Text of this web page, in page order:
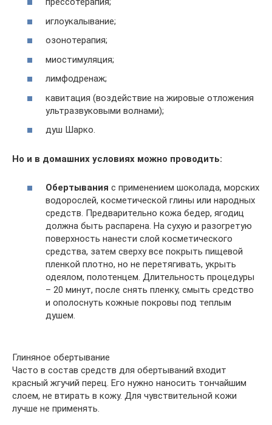
иглоукалывание;
озонотерапия;
миостимуляция;
лимфодренаж;
кавитация (воздействие на жировые отложения
ультразвуковыми волнами);
душ Шарко.
Но и в домашних условиях можно проводить:
Обертывания с применением шоколада, морских
водорослей, косметической глины или народных
средств. Предварительно кожа бедер, ягодиц
должна быть распарена. На сухую и разогретую
поверхность нанести слой косметического
средства, затем сверху все покрыть пищевой
пленкой плотно, но не перетягивать, укрыть
одеялом, полотенцем. Длительность процедуры
– 20 минут, после снять пленку, смыть средство
и ополоснуть кожные покровы под теплым
душем.
Глиняное обертывание
Часто в состав средств для обертываний входит
красный жгучий перец. Его нужно наносить тончайшим
слоем, не втирать в кожу. Для чувствительной кожи
лучше не применять.